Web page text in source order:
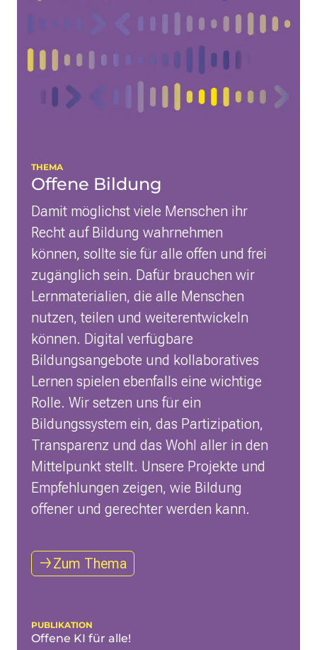
THEMA
Offene Bildung
Damit möglichst viele Menschen ihr
Recht auf Bildung wahrnehmen
können, sollte sie für alle offen und frei
zugänglich sein. Dafür brauchen wir
Lernmaterialien, die alle Menschen
nutzen, teilen und weiterentwickeln
können. Digital verfügbare
Bildungsangebote und kollaboratives
Lernen spielen ebenfalls eine wichtige
Rolle. Wir setzen uns für ein
Bildungssystem ein, das Partizipation,
Transparenz und das Wohl aller in den
Mittelpunkt stellt. Unsere Projekte und
Empfehlungen zeigen, wie Bildung
offener und gerechter werden kann.
Zum Thema
PUBLIKATION
Offene KI für alle!